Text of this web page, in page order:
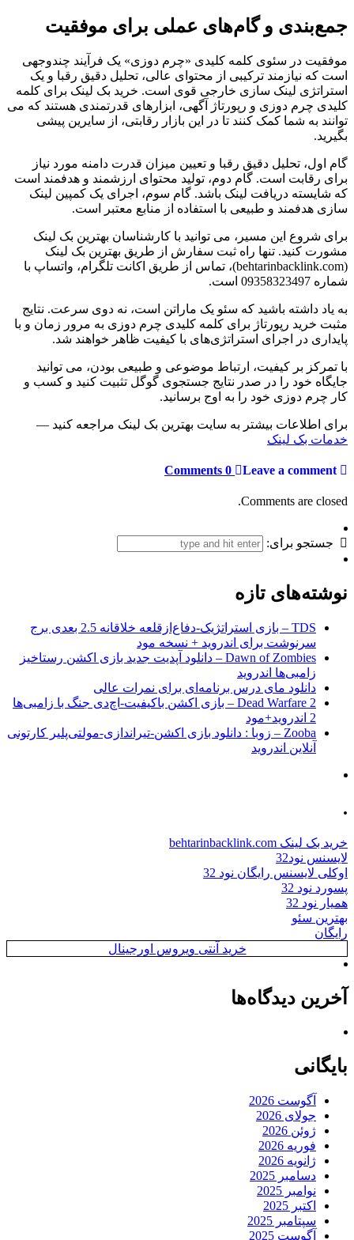
جمع‌بندی و گام‌های عملی برای موفقیت
موفقیت در سئوی کلمه کلیدی «چرم دوزی» یک فرآیند چندوجهی
است که نیازمند ترکیبی از محتوای عالی، تحلیل دقیق رقبا و یک
استراتژی لینک سازی خارجی قوی است. خرید بک لینک برای کلمه
کلیدی چرم دوزی و رپورتاژ آگهی، ابزارهای قدرتمندی هستند که می
توانند به شما کمک کنند تا در این بازار رقابتی، از سایرین پیشی
بگیرید.
گام اول، تحلیل دقیق رقبا و تعیین میزان قدرت دامنه مورد نیاز
برای رقابت است. گام دوم، تولید محتوای ارزشمند و هدفمند است
که شایسته دریافت لینک باشد. گام سوم، اجرای یک کمپین لینک
سازی هدفمند و طبیعی با استفاده از منابع معتبر است.
برای شروع این مسیر، می توانید با کارشناسان بهترین بک لینک
مشورت کنید. تنها راه ثبت سفارش از طریق بهترین بک لینک
(behtarinbacklink.com)، تماس از طریق اکانت تلگرام، واتساپ با
شماره 09358323497 است.
به یاد داشته باشید که سئو یک ماراتن است، نه دوی سرعت. نتایج
مثبت خرید رپورتاژ برای کلمه کلیدی چرم دوزی به مرور زمان و با
پایداری در اجرای استراتژی‌های با کیفیت ظاهر خواهند شد.
با تمرکز بر کیفیت، ارتباط موضوعی و طبیعی بودن، می توانید
جایگاه خود را در صدر نتایج جستجوی گوگل تثبیت کنید و کسب و
کار چرم دوزی خود را به اوج برسانید.
برای اطلاعات بیشتر به سایت بهترین بک لینک مراجعه کنید —
خدمات بک لینک
Comments are closed.
جستجو برای:
نوشته‌های تازه
TDS – بازی استراتژیک-دفاع‌از‌قلعه خلاقانه 2.5 بعدی برج
سرنوشت برای اندروید + نسخه مود
Dawn of Zombies – دانلود آپدیت جدید بازی اکشن رستاخیز
زامبی‌ها اندروید
دانلود مای درس برنامه‌ای برای نمرات عالی
Dead Warfare 2 – بازی اکشن باکیفیت-اچ‌دی جنگ با زامبی‌ها
2 اندروید+مود
Zooba – زوبا : دانلود بازی اکشن-تیراندازی-مولتی‌پلیر کارتونی
آنلاین اندروید
.
خرید بک لینک behtarinbacklink.com
لایسنس نود32
اوکلی لایسنس رایگان نود 32
پسورد نود 32
همیار نود 32
بهترین سئو
رایگان
خرید آنتی ویروس اورجینال
آخرین دیدگاه‌ها
بایگانی
آگوست 2026
جولای 2026
ژوئن 2026
فوریه 2026
ژانویه 2026
دسامبر 2025
نوامبر 2025
اکتبر 2025
سپتامبر 2025
آگوست 2025